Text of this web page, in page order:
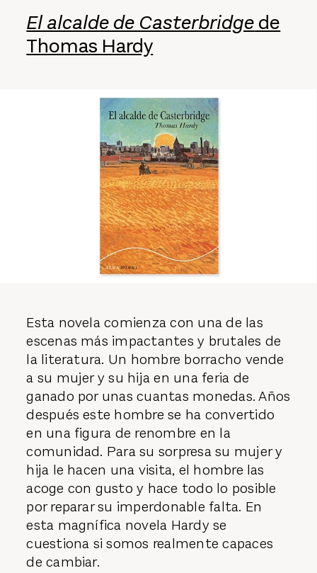
El alcalde de Casterbridgede
Thomas Hardy
Esta novela comienza con una de las
escenas más impactantes y brutales de
la literatura. Un hombre borracho vende
a su mujer y su hija en una feria de
ganado por unas cuantas monedas. Años
después este hombre se ha convertido
en una figura de renombre en la
comunidad. Para su sorpresa su mujer y
hija le hacen una visita, el hombre las
acoge con gusto y hace todo lo posible
por reparar su imperdonable falta. En
esta magnífica novela Hardy se
cuestiona si somos realmente capaces
de cambiar.